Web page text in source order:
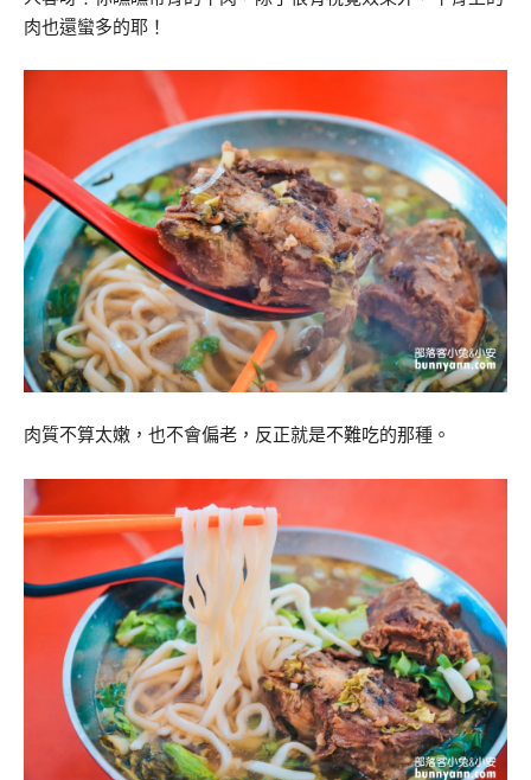
肉也還蠻多的耶！
肉質不算太嫩，也不會偏老，反正就是不難吃的那種。